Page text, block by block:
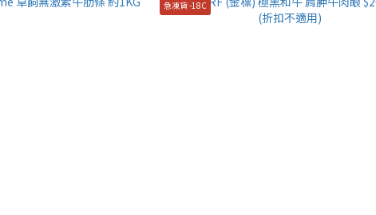
急凍貨 -18C